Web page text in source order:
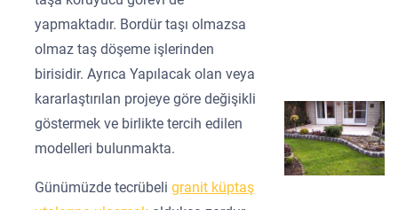
yapmaktadır. Bordür taşı olmazsa
olmaz taş döşeme işlerinden
birisidir. Ayrıca Yapılacak olan veya
kararlaştırılan projeye göre değişikli
göstermek ve birlikte tercih edilen
modelleri bulunmakta.
Günümüzde tecrübeligranit küptaş